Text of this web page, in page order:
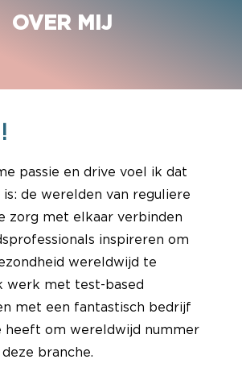
OVER MIJ
passie en drive voel ik dat
de werelden van reguliere
zorg met elkaar verbinden
inspireren om
wereldwijd te
werk met test-based
met een fantastisch bedrijf
heeft om wereldwijd nummer
branche.